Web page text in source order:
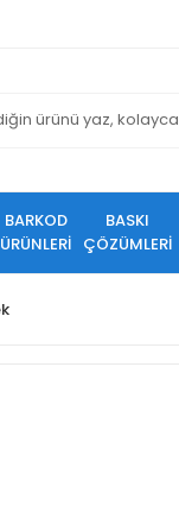
BARKOD
ÜRÜNLERİ
BASKI
ÇÖZÜMLERİ